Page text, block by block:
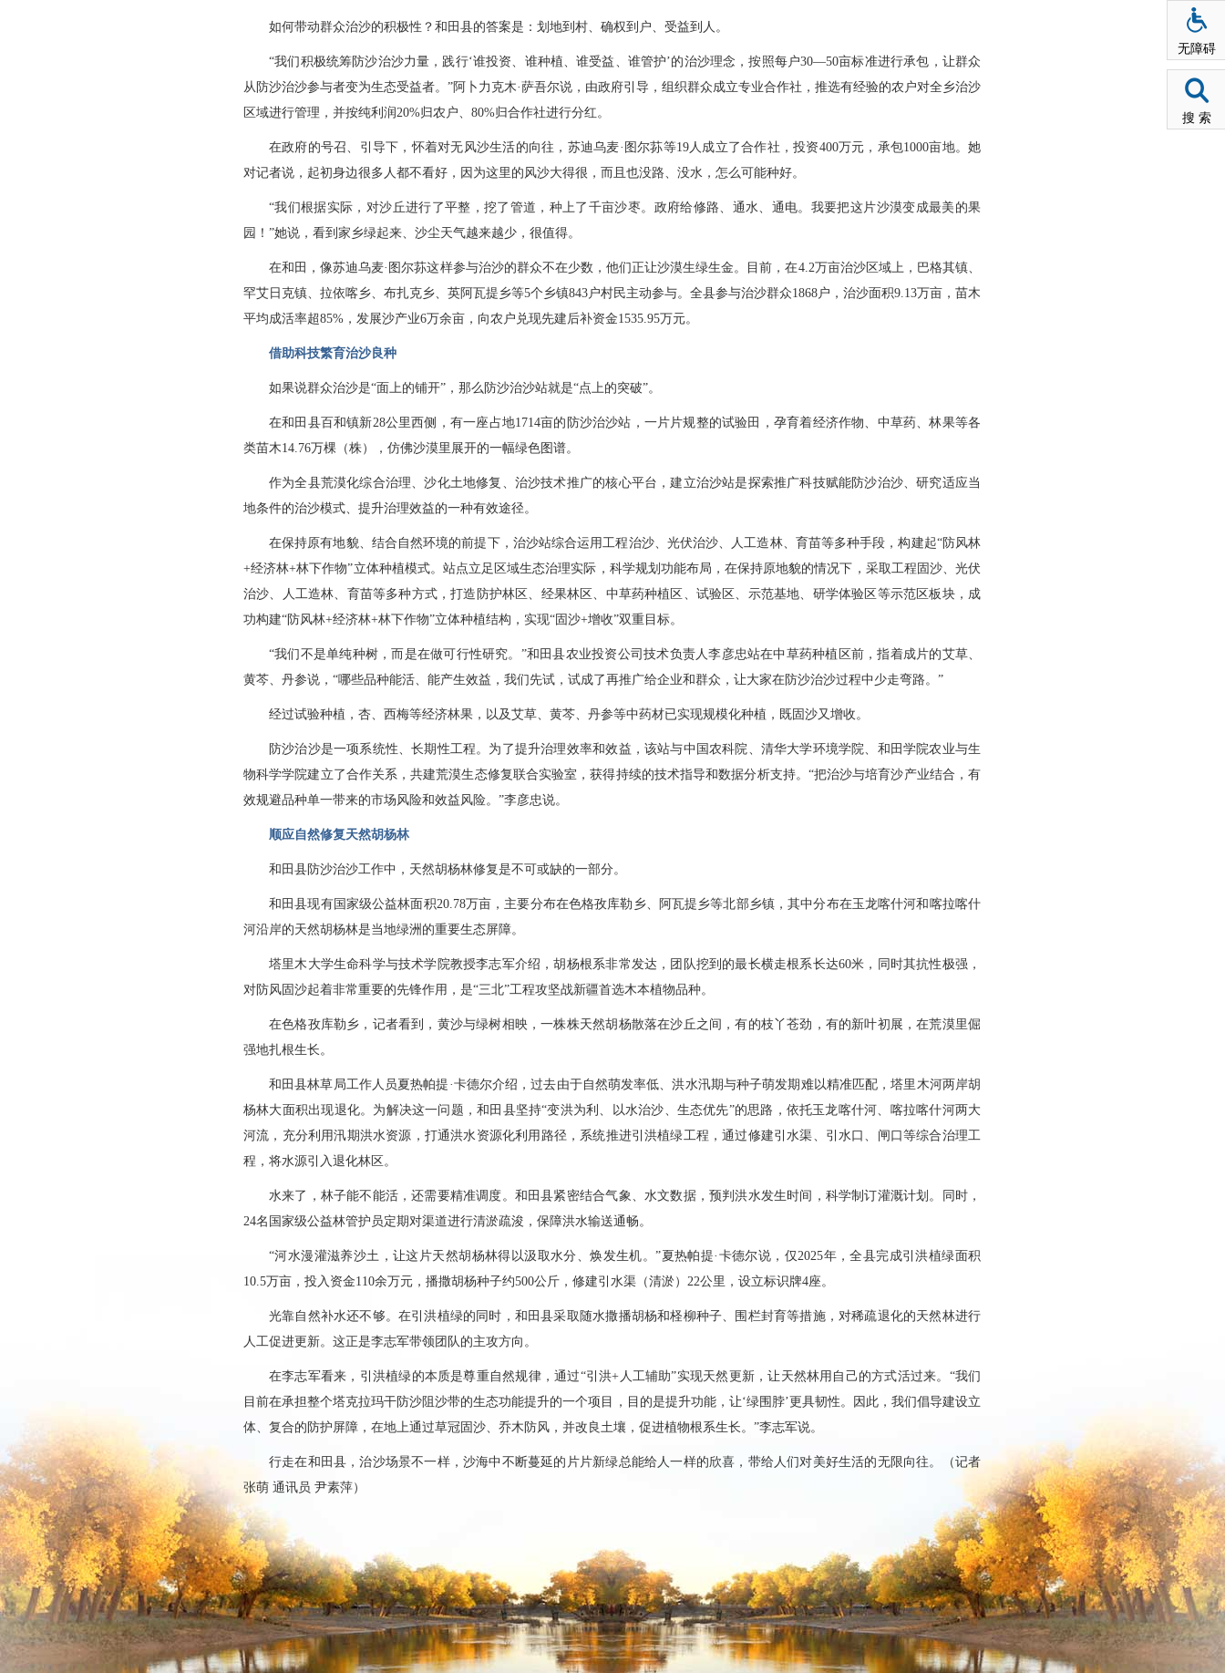
如何带动群众治沙的积极性？和田县的答案是：划地到村、确权到户、受益到人。
“我们积极统筹防沙治沙力量，践行‘谁投资、谁种植、谁受益、谁管护’的治沙理念，按照每户30—50亩标准进行承包，让群众
从防沙治沙参与者变为生态受益者。”阿卜力克木·萨吾尔说，由政府引导，组织群众成立专业合作社，推选有经验的农户对全乡治沙
区域进行管理，并按纯利润20%归农户、80%归合作社进行分红。
在政府的号召、引导下，怀着对无风沙生活的向往，苏迪乌麦·图尔荪等19人成立了合作社，投资400万元，承包1000亩地。她
对记者说，起初身边很多人都不看好，因为这里的风沙大得很，而且也没路、没水，怎么可能种好。
“我们根据实际，对沙丘进行了平整，挖了管道，种上了千亩沙枣。政府给修路、通水、通电。我要把这片沙漠变成最美的果
园！”她说，看到家乡绿起来、沙尘天气越来越少，很值得。
在和田，像苏迪乌麦·图尔荪这样参与治沙的群众不在少数，他们正让沙漠生绿生金。目前，在4.2万亩治沙区域上，巴格其镇、
罕艾日克镇、拉依喀乡、布扎克乡、英阿瓦提乡等5个乡镇843户村民主动参与。全县参与治沙群众1868户，治沙面积9.13万亩，苗木
平均成活率超85%，发展沙产业6万余亩，向农户兑现先建后补资金1535.95万元。
借助科技繁育治沙良种
如果说群众治沙是“面上的铺开”，那么防沙治沙站就是“点上的突破”。
在和田县百和镇新28公里西侧，有一座占地1714亩的防沙治沙站，一片片规整的试验田，孕育着经济作物、中草药、林果等各
类苗木14.76万棵（株），仿佛沙漠里展开的一幅绿色图谱。
作为全县荒漠化综合治理、沙化土地修复、治沙技术推广的核心平台，建立治沙站是探索推广科技赋能防沙治沙、研究适应当
地条件的治沙模式、提升治理效益的一种有效途径。
在保持原有地貌、结合自然环境的前提下，治沙站综合运用工程治沙、光伏治沙、人工造林、育苗等多种手段，构建起“防风林
+经济林+林下作物”立体种植模式。站点立足区域生态治理实际，科学规划功能布局，在保持原地貌的情况下，采取工程固沙、光伏
治沙、人工造林、育苗等多种方式，打造防护林区、经果林区、中草药种植区、试验区、示范基地、研学体验区等示范区板块，成
功构建“防风林+经济林+林下作物”立体种植结构，实现“固沙+增收”双重目标。
“我们不是单纯种树，而是在做可行性研究。”和田县农业投资公司技术负责人李彦忠站在中草药种植区前，指着成片的艾草、
黄芩、丹参说，“哪些品种能活、能产生效益，我们先试，试成了再推广给企业和群众，让大家在防沙治沙过程中少走弯路。”
经过试验种植，杏、西梅等经济林果，以及艾草、黄芩、丹参等中药材已实现规模化种植，既固沙又增收。
防沙治沙是一项系统性、长期性工程。为了提升治理效率和效益，该站与中国农科院、清华大学环境学院、和田学院农业与生
物科学学院建立了合作关系，共建荒漠生态修复联合实验室，获得持续的技术指导和数据分析支持。“把治沙与培育沙产业结合，有
效规避品种单一带来的市场风险和效益风险。”李彦忠说。
顺应自然修复天然胡杨林
和田县防沙治沙工作中，天然胡杨林修复是不可或缺的一部分。
和田县现有国家级公益林面积20.78万亩，主要分布在色格孜库勒乡、阿瓦提乡等北部乡镇，其中分布在玉龙喀什河和喀拉喀什
河沿岸的天然胡杨林是当地绿洲的重要生态屏障。
塔里木大学生命科学与技术学院教授李志军介绍，胡杨根系非常发达，团队挖到的最长横走根系长达60米，同时其抗性极强，
对防风固沙起着非常重要的先锋作用，是“三北”工程攻坚战新疆首选木本植物品种。
在色格孜库勒乡，记者看到，黄沙与绿树相映，一株株天然胡杨散落在沙丘之间，有的枝丫苍劲，有的新叶初展，在荒漠里倔
强地扎根生长。
和田县林草局工作人员夏热帕提·卡德尔介绍，过去由于自然萌发率低、洪水汛期与种子萌发期难以精准匹配，塔里木河两岸胡
杨林大面积出现退化。为解决这一问题，和田县坚持“变洪为利、以水治沙、生态优先”的思路，依托玉龙喀什河、喀拉喀什河两大
河流，充分利用汛期洪水资源，打通洪水资源化利用路径，系统推进引洪植绿工程，通过修建引水渠、引水口、闸口等综合治理工
程，将水源引入退化林区。
水来了，林子能不能活，还需要精准调度。和田县紧密结合气象、水文数据，预判洪水发生时间，科学制订灌溉计划。同时，
24名国家级公益林管护员定期对渠道进行清淤疏浚，保障洪水输送通畅。
“河水漫灌滋养沙土，让这片天然胡杨林得以汲取水分、焕发生机。”夏热帕提·卡德尔说，仅2025年，全县完成引洪植绿面积
10.5万亩，投入资金110余万元，播撒胡杨种子约500公斤，修建引水渠（清淤）22公里，设立标识牌4座。
光靠自然补水还不够。在引洪植绿的同时，和田县采取随水撒播胡杨和柽柳种子、围栏封育等措施，对稀疏退化的天然林进行
人工促进更新。这正是李志军带领团队的主攻方向。
在李志军看来，引洪植绿的本质是尊重自然规律，通过“引洪+人工辅助”实现天然更新，让天然林用自己的方式活过来。“我们
目前在承担整个塔克拉玛干防沙阻沙带的生态功能提升的一个项目，目的是提升功能，让‘绿围脖’更具韧性。因此，我们倡导建设立
体、复合的防护屏障，在地上通过草冠固沙、乔木防风，并改良土壤，促进植物根系生长。”李志军说。
行走在和田县，治沙场景不一样，沙海中不断蔓延的片片新绿总能给人一样的欣喜，带给人们对美好生活的无限向往。（记者
张萌 通讯员 尹素萍）
无障碍
搜 索